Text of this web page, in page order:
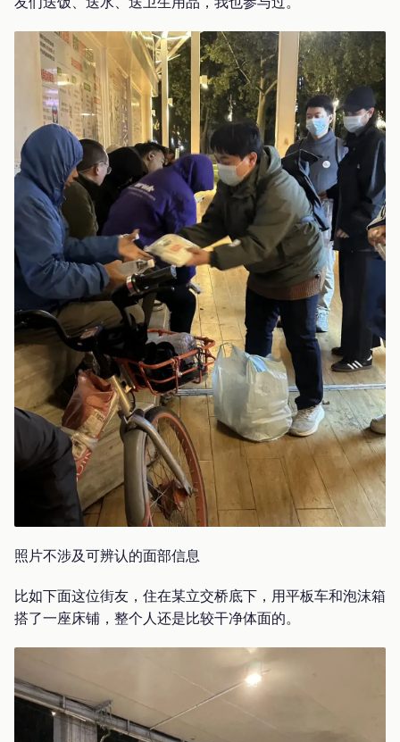
照片不涉及可辨认的面部信息
比如下面这位街友，住在某立交桥底下，用平板车和泡沫箱
搭了一座床铺，整个人还是比较干净体面的。